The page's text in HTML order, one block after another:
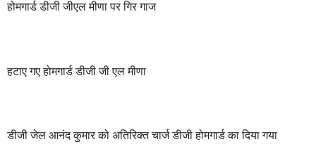
होमगार्ड डीजी जीएल मीणा पर गिर गाज
हटाए गए होमगार्ड डीजी जी एल मीणा
डीजी जेल आनंद कुमार को अतिरिक्त चार्ज डीजी होमगार्ड का दिया गया